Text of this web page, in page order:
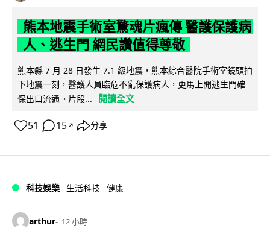
熊本地震手術室驚魂片瘋傳 醫護保護病
人、逃生門 網民讚值得尊敬
熊本縣 7 月 28 日發生 7.1 級地震，熊本綜合醫院手術室鏡頭拍
下地震一刻，醫護人員臨危不亂保護病人，更馬上開逃生門確
保出口流通。片段...
閱讀全文
51 15 ↗ 分享
科技娛樂 生活科技 健康
arthur 12 小時